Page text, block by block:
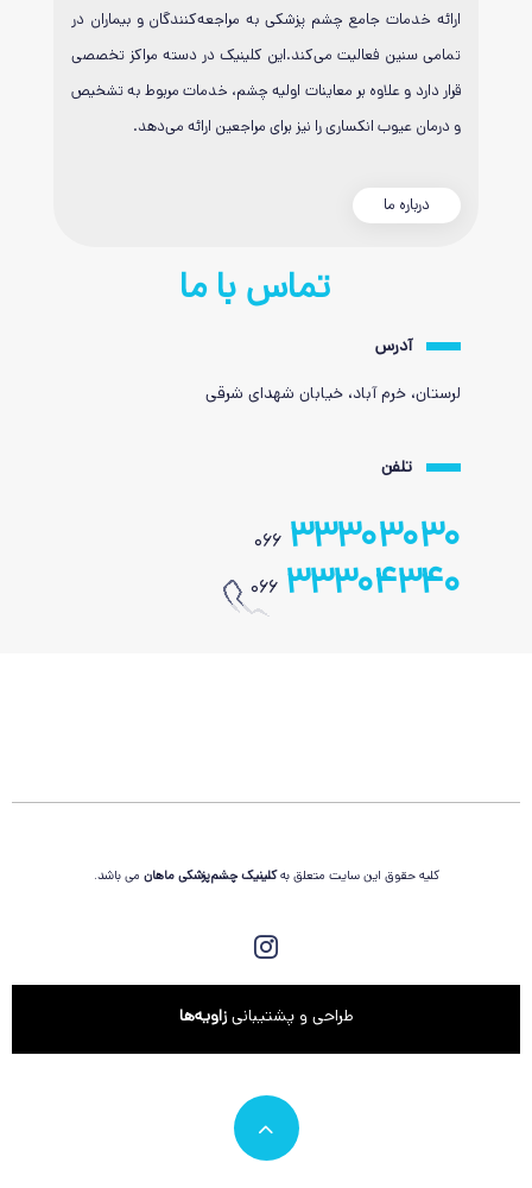
ارائه خدمات جامع چشم پزشکی به مراجعه‌کنندگان و بیماران در
تمامی سنین فعالیت می‌کند.این کلینیک در دسته مراکز تخصصی
قرار دارد و علاوه بر معاینات اولیه چشم، خدمات مربوط به تشخیص
و درمان عیوب انکساری را نیز برای مراجعین ارائه می‌دهد.
درباره ما
تماس با ما
آدرس
لرستان، خرم آباد، خیابان شهدای شرقی
تلفن
066 33303030
066 33304340
کلیه حقوق این سایت متعلق بهکلینیک چشم‌پزشکی ماهان می باشد.
طراحی و پشتیبانیزاویه‌ها